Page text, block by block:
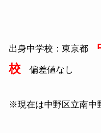
出身中学校：東京都
校偏差値なし
※現在は中野区立南中